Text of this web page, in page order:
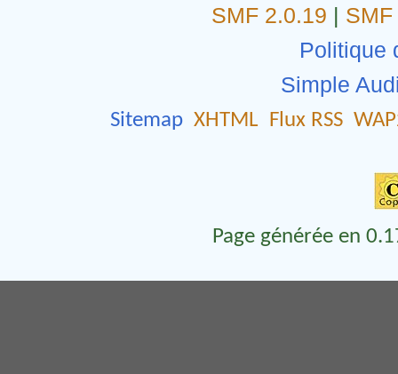
SMF 2.0.19 |
Politique
Simple
Sitemap XHTML Flux RSS
Page générée en